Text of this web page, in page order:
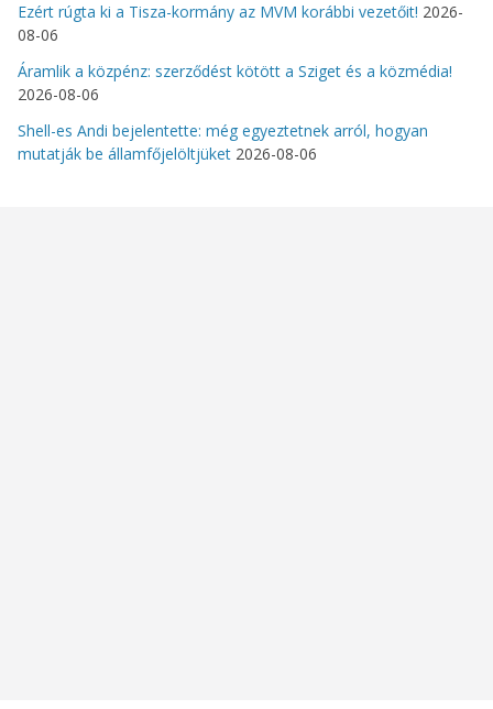
Ezért rúgta ki a Tisza-kormány az MVM korábbi vezetőit! 2026-
08-06
Áramlik a közpénz: szerződést kötött a Sziget és a közmédia!
2026-08-06
Shell-es Andi bejelentette: még egyeztetnek arról, hogyan
mutatják be államfőjelöltjüket 2026-08-06